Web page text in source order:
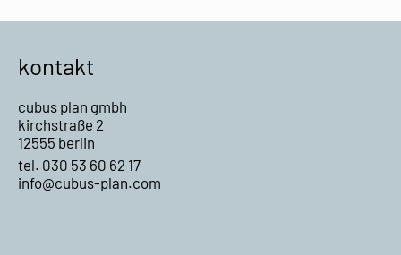
kontakt
cubus plan gmbh
kirchstraße 2
12555 berlin
tel. 030 53 60 62 17
info@cubus-plan.com